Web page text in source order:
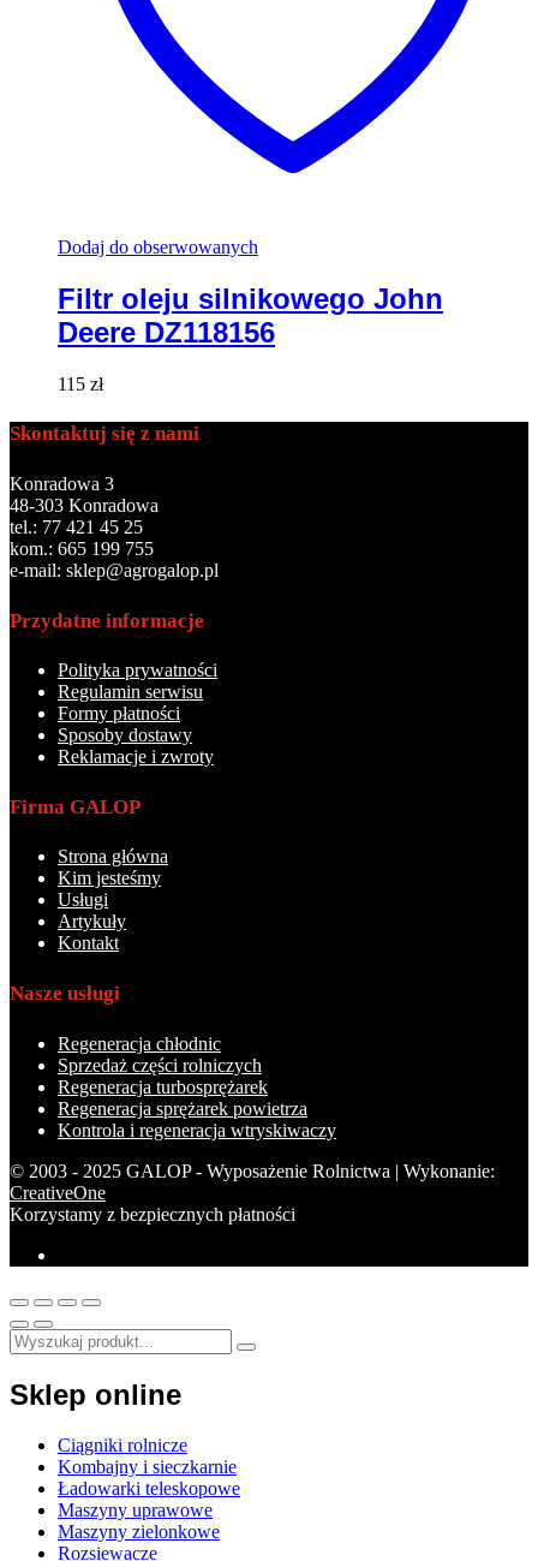
Dodaj do obserwowanych
Filtr oleju silnikowego John
Deere DZ118156
115 zł
Skontaktuj się z nami
Konradowa 3
48-303 Konradowa
tel.: 77 421 45 25
kom.: 665 199 755
e-mail: sklep@agrogalop.pl
Przydatne informacje
Polityka prywatności
Regulamin serwisu
Formy płatności
Sposoby dostawy
Reklamacje i zwroty
Firma GALOP
Strona główna
Kim jesteśmy
Usługi
Artykuły
Kontakt
Nasze usługi
Regeneracja chłodnic
Sprzedaż części rolniczych
Regeneracja turbosprężarek
Regeneracja sprężarek powietrza
Kontrola i regeneracja wtryskiwaczy
© 2003 - 2025 GALOP - Wyposażenie Rolnictwa | Wykonanie:
CreativeOne
Korzystamy z bezpiecznych płatności
Sklep online
Ciągniki rolnicze
Kombajny i sieczkarnie
Ładowarki teleskopowe
Maszyny uprawowe
Maszyny zielonkowe
Rozsiewacze